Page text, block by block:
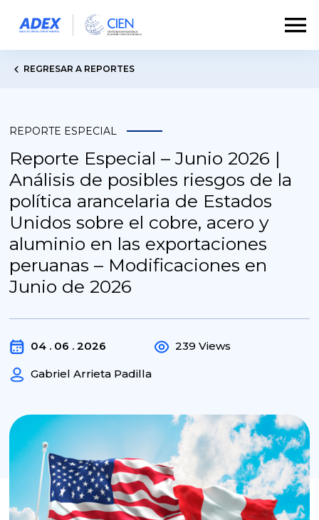
REGRESAR A REPORTES
REPORTE ESPECIAL
Reporte Especial – Junio 2026 |
Análisis de posibles riesgos de la
política arancelaria de Estados
Unidos sobre el cobre, acero y
aluminio en las exportaciones
peruanas – Modificaciones en
Junio de 2026
04 . 06 . 2026
Gabriel Arrieta Padilla
239 Views